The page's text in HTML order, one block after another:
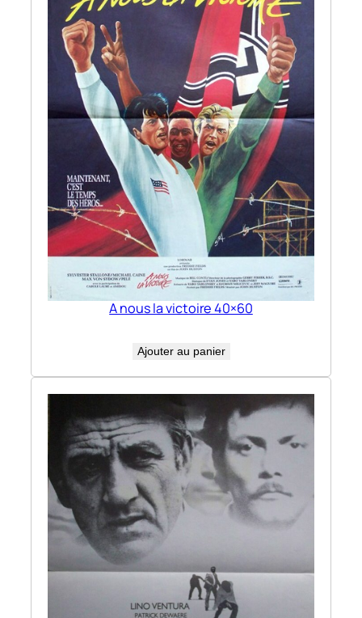
A nous la victoire 40×60
Ajouter au panier